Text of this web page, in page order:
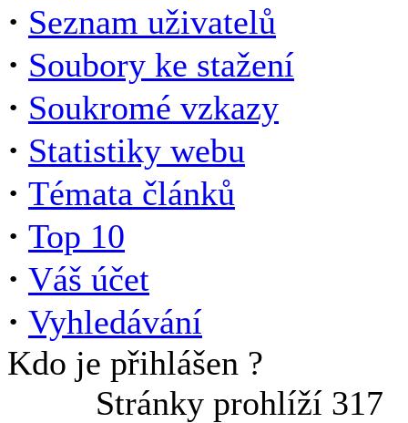
· Seznam uživatelů
· Soubory ke stažení
· Soukromé vzkazy
· Statistiky webu
· Témata článků
· Top 10
· Váš účet
· Vyhledávání
Kdo je přihlášen ?
Stránky prohlíží 317